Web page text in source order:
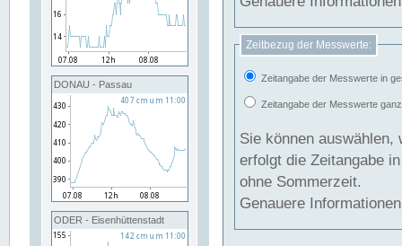
DONAU - Passau
ODER - Eisenhüttenstadt
Zeitbezug der Messwerte:
Zeitangabe der Messwerte in
Zeitangabe der Messwerte
Sie können auswählen,
erfolgt die Zeitangabe
ohne Sommerzeit.
Genauere